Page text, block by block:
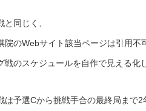
と同じく、
院のWebサイト該当ページは引用不
戦のスケジュールを自作で見える化
は予選Cから挑戦手合の最終局まで2